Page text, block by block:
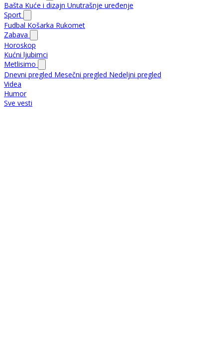
Bašta Kuće i dizajn Unutrašnje uređenje
Sport
Fudbal Košarka Rukomet
Zabava
Horoskop
Kućni ljubimci
Metlisimo
Dnevni pregled Mesečni pregled Nedeljni pregled
Videa
Humor
Sve vesti